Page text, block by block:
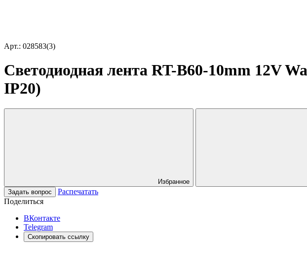
Арт.: 028583(3)
Светодиодная лента RT-B60-10mm 12V
IP20)
Избранное
Задать вопрос
Распечатать
Поделиться
ВКонтакте
Telegram
Скопировать ссылку